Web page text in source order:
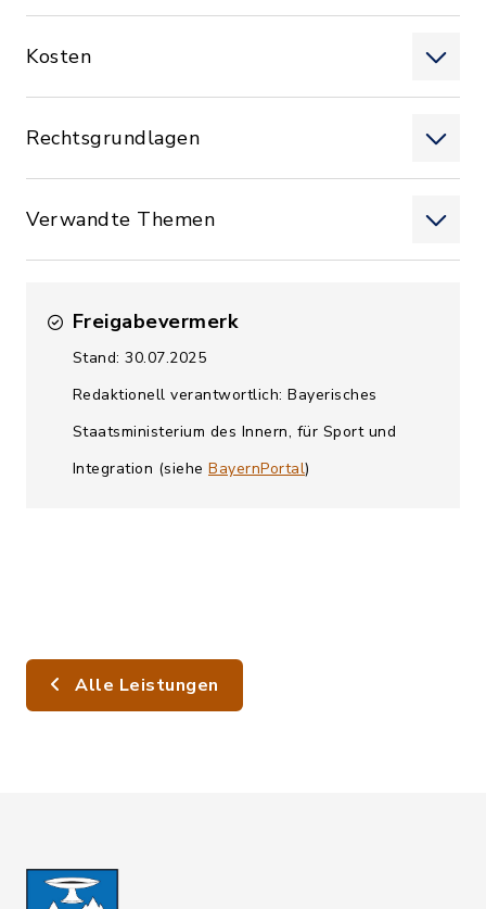
Kosten
Rechtsgrundlagen
Verwandte Themen
Freigabevermerk
Stand: 30.07.2025
Redaktionell verantwortlich: Bayerisches
Staatsministerium des Innern, für Sport und
Integration (siehe BayernPortal)
Alle Leistungen